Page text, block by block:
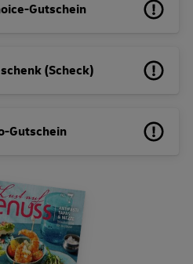
Gutschein
(Scheck)
Gutschein